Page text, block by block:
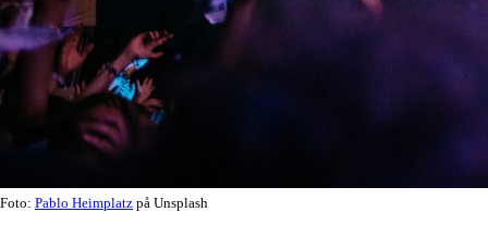
Foto: Pablo Heimplatz på Unsplash